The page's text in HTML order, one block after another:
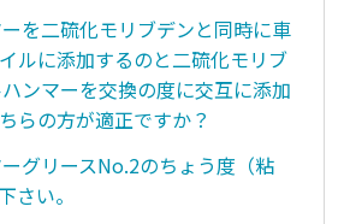
を二硫化モリブデンと同時に車
ルに添加するのと二硫化モリブ
ンマーを交換の度に交互に添加
らの方が適正ですか？
グリースNo.2のちょう度（粘
さい。